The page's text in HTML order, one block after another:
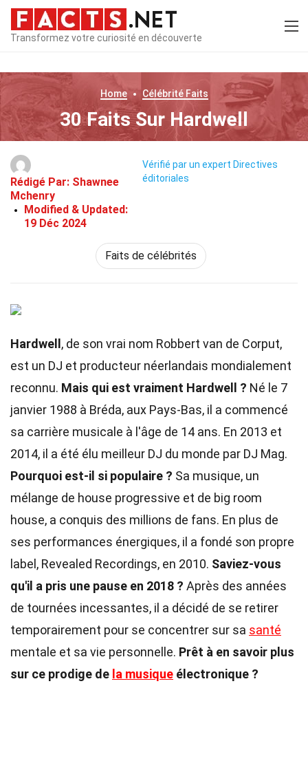
Transformez votre curiosité en découverte
Home CélébritéFaits
30 Faits Sur Hardwell
Rédigé Par: Shawnee
Mchenry
Modified & Updated:
19 Déc 2024
Vérifié par un expert Directives
éditoriales
Faits de célébrités
Hardwell , de son vrai nom Robbert van de Corput,
est un DJ et producteur néerlandais mondialement
reconnu. Mais qui est vraiment Hardwell ? Né le 7
janvier 1988 à Bréda, aux Pays-Bas, il a commencé
sa carrière musicale à l'âge de 14 ans. En 2013 et
2014, il a été élu meilleur DJ du monde par DJ Mag.
Pourquoi est-il si populaire ? Sa musique, un
mélange de house progressive et de big room
house, a conquis des millions de fans. En plus de
ses performances énergiques, il a fondé son propre
label, Revealed Recordings, en 2010. Saviez-vous
qu'il a pris une pause en 2018 ? Après des années
de tournées incessantes, il a décidé de se retirer
temporairement pour se concentrer sur sa santé
mentale et sa vie personnelle. Prêt à en savoir plus
sur ce prodige de la musique électronique ?